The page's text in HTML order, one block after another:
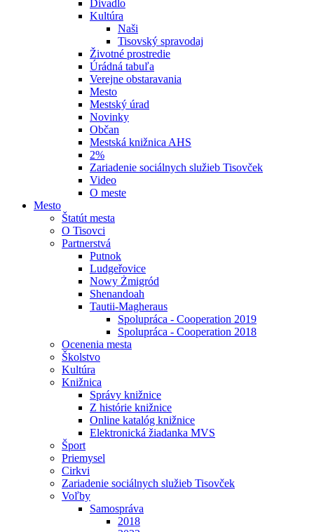
Divadlo
Kultúra
Naši
Tisovský spravodaj
Životné prostredie
Úrádná tabuľa
Verejne obstaravania
Mesto
Mestský úrad
Novinky
Občan
Mestská knižnica AHS
2%
Zariadenie sociálnych služieb Tisovček
Video
O meste
Mesto
Štatút mesta
O Tisovci
Partnerstvá
Putnok
Ludgeřovice
Nowy Żmigród
Shenandoah
Tautii-Magheraus
Spolupráca - Cooperation 2019
Spolupráca - Cooperation 2018
Ocenenia mesta
Školstvo
Kultúra
Knižnica
Správy knižnice
Z histórie knižnice
Online katalóg knižnice
Elektronická žiadanka MVS
Šport
Priemysel
Cirkvi
Zariadenie sociálnych služieb Tisovček
Voľby
Samospráva
2018